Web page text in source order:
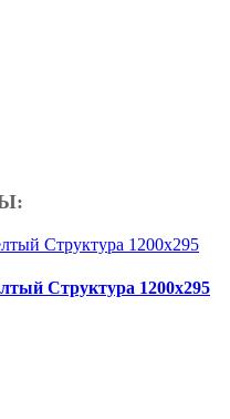
Структура 1200х295